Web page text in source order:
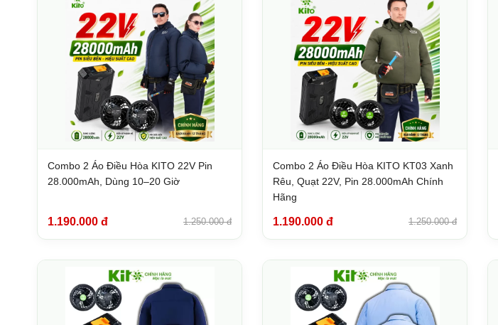
Combo 2 Áo Điều Hòa KITO 22V Pin
28.000mAh, Dùng 10–20 Giờ
1.190.000 đ 1.250.000 đ
Combo 2 Áo Điều Hòa KITO KT03 Xanh
Rêu, Quạt 22V, Pin 28.000mAh Chính
Hãng
1.190.000 đ 1.250.000 đ